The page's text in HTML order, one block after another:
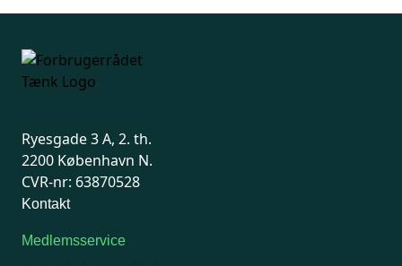
Ryesgade 3 A, 2. th.
2200 København N.
CVR-nr: 63870528
Kontakt
Medlemsservice